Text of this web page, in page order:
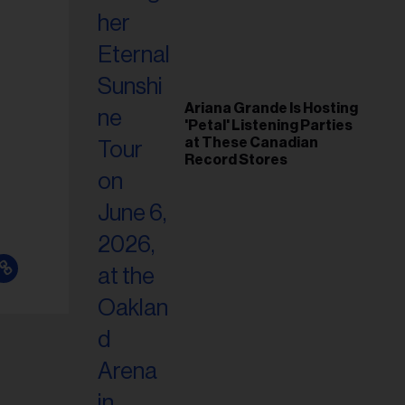
Ariana Grande Is Hosting
'Petal' Listening Parties
at These Canadian
Record Stores